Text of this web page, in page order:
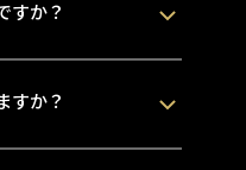
すか？
すか？